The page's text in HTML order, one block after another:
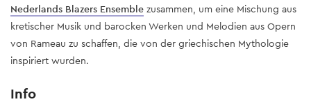
Nederlands Blazers Ensemble zusammen, um eine Mischung aus
kretischer Musik und barocken Werken und Melodien aus Opern
von Rameau zu schaffen, die von der griechischen Mythologie
inspiriert wurden.
Info